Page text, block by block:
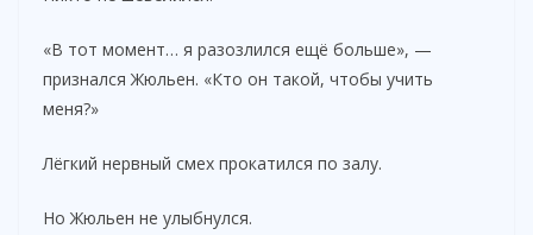
«В тот момент… я разозлился ещё больше», —
признался Жюльен. «Кто он такой, чтобы учить
меня?»
Лёгкий нервный смех прокатился по залу.
Но Жюльен не улыбнулся.